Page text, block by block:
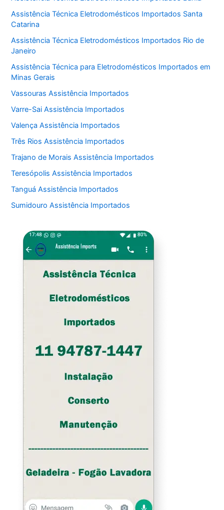
Assistência Técnica Eletrodomésticos Importados Santa
Catarina
Assistência Técnica Eletrodomésticos Importados Rio de
Janeiro
Assistência Técnica para Eletrodomésticos Importados em
Minas Gerais
Vassouras Assistência Importados
Varre-Sai Assistência Importados
Valença Assistência Importados
Três Rios Assistência Importados
Trajano de Morais Assistência Importados
Teresópolis Assistência Importados
Tanguá Assistência Importados
Sumidouro Assistência Importados